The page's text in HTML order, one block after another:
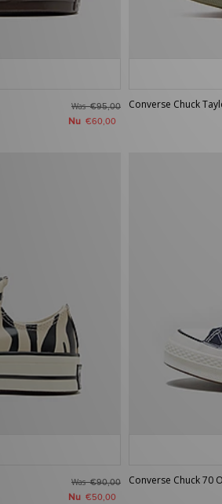
Was€95,00
Nu €60,00
Converse Chuck
Was€90,00
Nu €50,00
Converse Chuck 70